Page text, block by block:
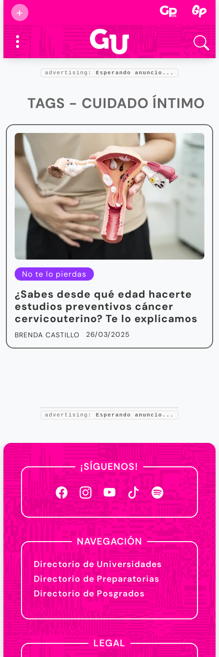
+
Supermamás
2025
Marcas de
confianza
Foro salud
advertising: Esperando anuncio...
TAGS - CUIDADO ÍNTIMO
No te lo pierdas
¿Sabes desde qué edad hacerte
estudios preventivos cáncer
cervicouterino? Te lo explicamos
BRENDA CASTILLO 26/03/2025
advertising: Esperando anuncio...
¡SÍGUENOS!
NAVEGACIÓN
Directorio de Universidades
Directorio de Preparatorias
Directorio de Posgrados
LEGAL